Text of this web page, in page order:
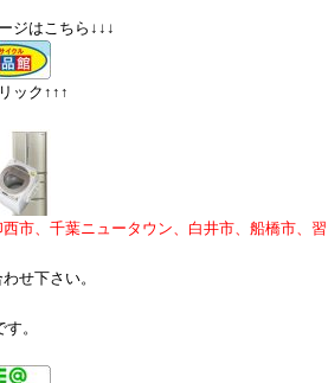
ジはこちら↓↓↓
ック↑↑↑
市、千葉ニュータウン、白井市、船橋市、習
せ下さい。
。